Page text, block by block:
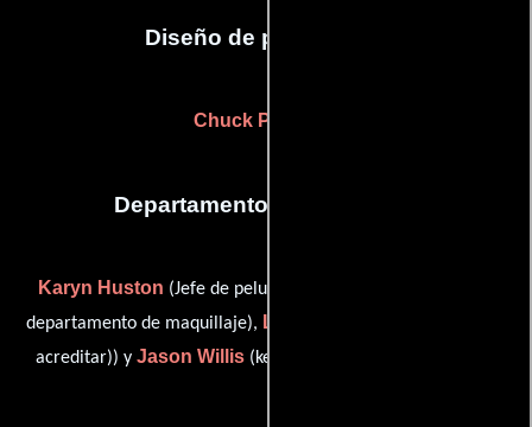
Diseño de producción
Chuck Parker
Departamento de maquillaje
Karyn Huston (Jefe de peluqueros),
departamento de maquillaje), Lynette Rimmer
acreditar)) y Jason Willis (key makeup artist (uncredited))